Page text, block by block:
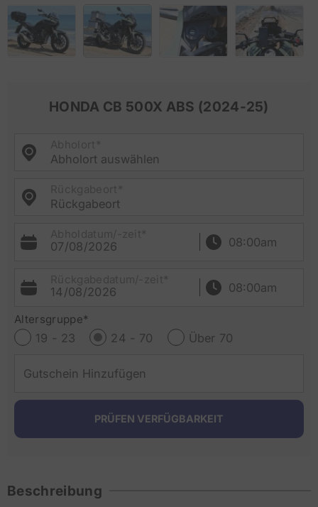
HONDA CB 500X ABS (2024-25)
Abholort auswählen
Rückgabeort
07/08/2026
14/08/2026
Altersgruppe*
19 - 23 24 - 70 Über 70
Beschreibung